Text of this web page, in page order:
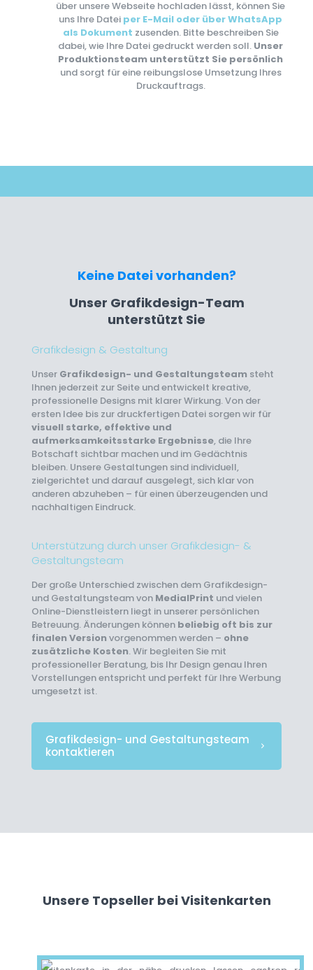
über unsere Webseite hochladen lässt, können Sie
uns Ihre Datei per E-Mail oder über WhatsApp
als Dokument zusenden. Bitte beschreiben Sie
dabei, wie Ihre Datei gedruckt werden soll. Unser
Produktionsteam unterstützt Sie persönlich
und sorgt für eine reibungslose Umsetzung Ihres
Druckauftrags.
Keine Datei vorhanden?
Unser Grafikdesign-Team
unterstützt Sie
Grafikdesign & Gestaltung
Unser Grafikdesign- und Gestaltungsteamsteht
Ihnen jederzeit zur Seite und entwickelt kreative,
professionelle Designs mit klarer Wirkung. Von der
ersten Idee bis zur druckfertigen Datei sorgen wir für
visuell starke, effektive und
aufmerksamkeitsstarke Ergebnisse, die Ihre
Botschaft sichtbar machen und im Gedächtnis
bleiben. Unsere Gestaltungen sind individuell,
zielgerichtet und darauf ausgelegt, sich klar von
anderen abzuheben – für einen überzeugenden und
nachhaltigen Eindruck.
Unterstützung durch unser Grafikdesign- &
Gestaltungsteam
Der große Unterschied zwischen dem Grafikdesign-
und Gestaltungsteam von MedialPrint und vielen
Online-Dienstleistern liegt in unserer persönlichen
Betreuung. Änderungen können beliebig oft bis zur
finalen Versionvorgenommen werden – ohne
zusätzliche Kosten. Wir begleiten Sie mit
professioneller Beratung, bis Ihr Design genau Ihren
Vorstellungen entspricht und perfekt für Ihre Werbung
umgesetzt ist.
Grafikdesign- und Gestaltungsteam
kontaktieren
Unsere Topseller bei Visitenkarten